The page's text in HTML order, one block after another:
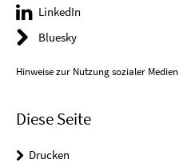
LinkedIn
Bluesky
Hinweise zur Nutzung sozialer Medien
Diese Seite
Drucken